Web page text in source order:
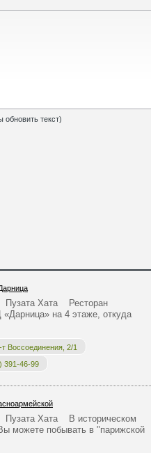
обновить текст)
Пузата Хата Ресторан
на 4 этаже, откуда
т Воссоединения, 2/1
391-46-99
Пузата Хата В историческом
можете побывать в "парижской